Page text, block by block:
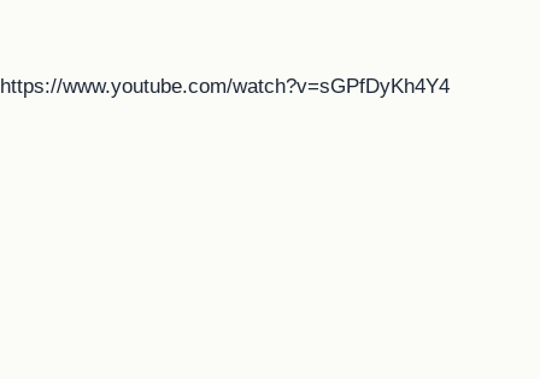
https://www.youtube.com/watch?v=sGPfDyKh4Y4